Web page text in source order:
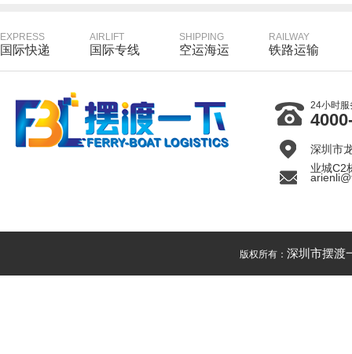
EXPRESS
国际快递
AIRLIFT
国际专线
SHIPPING
空运海运
RAILWAY
铁路运输
24小时服
深圳市
业城C2
版权所有： 深圳市摆渡